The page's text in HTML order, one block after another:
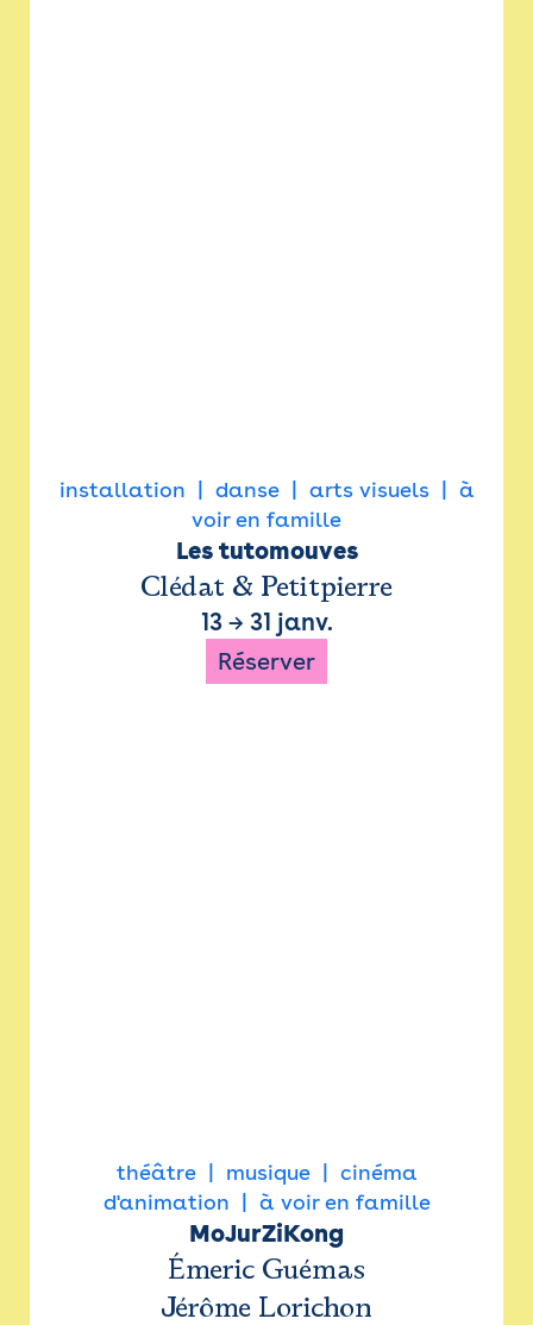
installation danse arts visuels
à
voir en famille
Les tutomouves
Clédat & Petitpierre
13→ 31 janv.
Réserver
théâtre musique
cinéma
d'animation
à voir en famille
MoJurZiKong
Émeric Guémas
Jérôme Lorichon